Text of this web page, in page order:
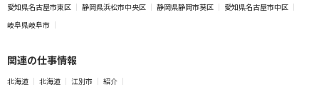
愛知県名古屋市東区 静岡県浜松市中央区 静岡県静岡市葵区
愛知県名古屋市中区
岐阜県岐阜市
関連の仕事情報
北海道 北海道 江別市 紹介